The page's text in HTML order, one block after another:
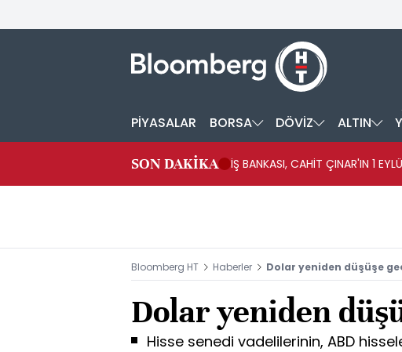
PİYASALAR BORSA DÖVİZ ALTIN
SON DAKİKA İŞ BANKASI, CAHİT ÇINAR'IN 1
Bloomberg HT Haberler Dolar yeniden düşüşe
Dolar yeniden
Hisse senedi vadelilerinin, ABD